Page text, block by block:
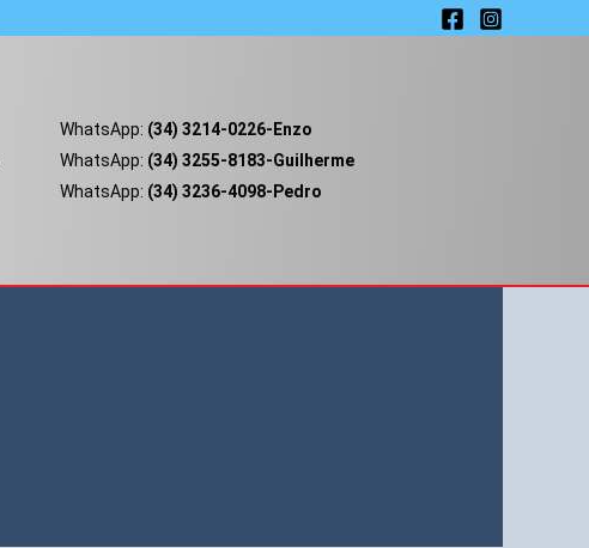
WhatsApp: (34) 3214-0226-Enzo
WhatsApp: (34) 3255-8183-Guilherme
WhatsApp: (34) 3236-4098-Pedro